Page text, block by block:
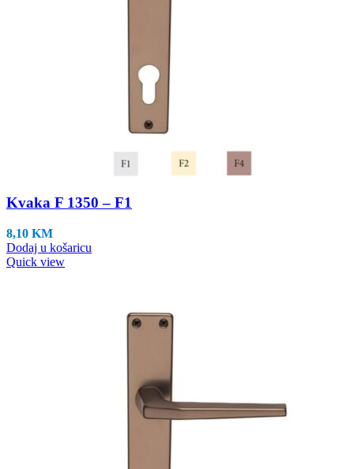
Kvaka F 1350 – F1
8,10 KM
Dodaj u košaricu
Quick view